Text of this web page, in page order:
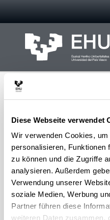
Diese Webseite verwendet
Wir verwenden Cookies,
personalisieren, Funktionen
zu können und die Zugriffe
analysieren. Außerdem
Verwendung unserer
soziale Medien, Werbung
Partner führen diese
weiteren Daten zusammen,
Matematika Saila
Ikuspegi orokorra
Matematika Sailak
gehienak ematen ditu, bai